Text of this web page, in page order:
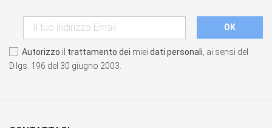
Autorizzo il trattamento dei miei dati personali , ai sensi del
D.lgs. 196 del 30 giugno 2003.